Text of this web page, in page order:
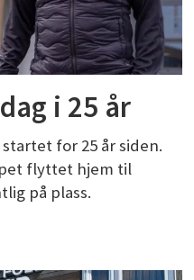
i 25 år
for 25 år siden.
flyttet hjem til
på plass.